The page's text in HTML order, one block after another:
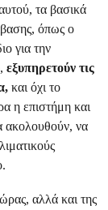
τα βασικά
όπως ο
για την
εξυπηρετούν τις
και όχι το
η επιστήμη και
ακολουθούν, να
αλλά και της